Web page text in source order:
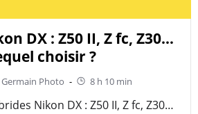
DX : Z50 II, Z fc, Z30…
choisir ?
Photo - 8 h 10 min
Nikon DX : Z50 II, Z fc, Z30…